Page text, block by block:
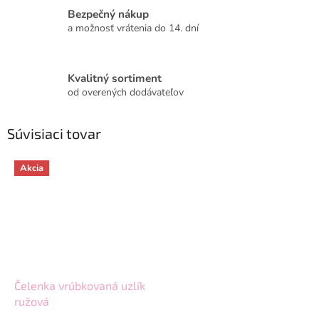
Bezpečný nákup
a možnosť vrátenia do 14. dní
Kvalitný sortiment
od overených dodávateľov
Súvisiaci tovar
Akcia
Čelenka vrúbkovaná uzlík
ružová